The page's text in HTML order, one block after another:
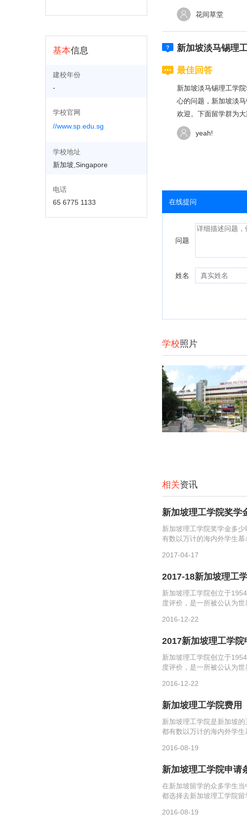
基本信息
建校年份
-
学校官网
//www.sp.edu.sg
学校地址
新加坡,Singapore
电话
65 6775 1133
花间草堂
新加坡淡马锡理
最佳回答
新加坡淡马锡理工学
心的问题，新加坡淡
欢迎。下面留学群为
yeah!
在线提问
问题
姓名
学校照片
相关资讯
新加坡理工学院奖学
新加坡理工学院奖学金多
有数以万计的海内外学生
供所需设备与专业技术。学...
2017-04-17
2017-18新加坡理工
新加坡理工学院创立于
度评价，是一所被公认为
域里身居要职，为新加坡...
2016-12-22
2017新加坡理工学院
新加坡理工学院创立于
度评价，是一所被公认为
域里身居要职，为新加坡...
2016-12-22
新加坡理工学院费用
新加坡理工学院是新加坡
都有数以万计的海内外学
3...
2016-08-19
新加坡理工学院申请
在新加坡留学的众多学生
都选择去新加坡理工学院
2016-08-19